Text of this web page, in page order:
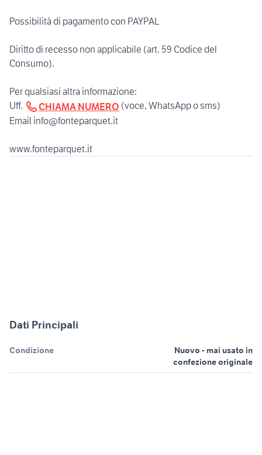
Possibilità di pagamento con PAYPAL
Diritto di recesso non applicabile (art. 59 Codice del
Consumo).
Per qualsiasi altra informazione:
Uff.
CHIAMA NUMERO (voce, WhatsApp o sms)
Email info@fonteparquet.it
www.fonteparquet.it
Dati Principali
Condizione
Nuovo - mai usato in
confezione originale